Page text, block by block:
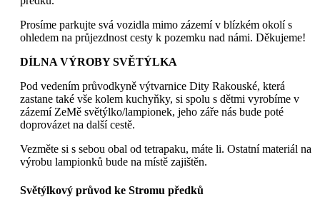
Prosíme parkujte svá vozidla mimo zázemí v blízkém okolí s
ohledem na průjezdnost cesty k pozemku nad námi. Děkujeme!
DÍLNA VÝROBY SVĚTÝLKA
Pod vedením průvodkyně výtvarnice Dity Rakouské, která
zastane také vše kolem kuchyňky, si spolu s dětmi vyrobíme v
zázemí ZeMě světýlko/lampionek, jeho záře nás bude poté
doprovázet na další cestě.
Vezměte si s sebou obal od tetrapaku, máte li. Ostatní materiál na
výrobu lampionků bude na místě zajištěn.
Světýlkový průvod ke Stromu předků